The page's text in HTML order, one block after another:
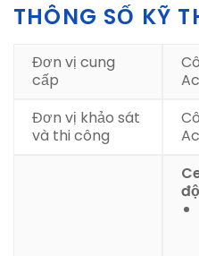
THÔNG SỐ KỸ
Đơn vị cung
cấp
Đơn vị khảo sát
và thi công